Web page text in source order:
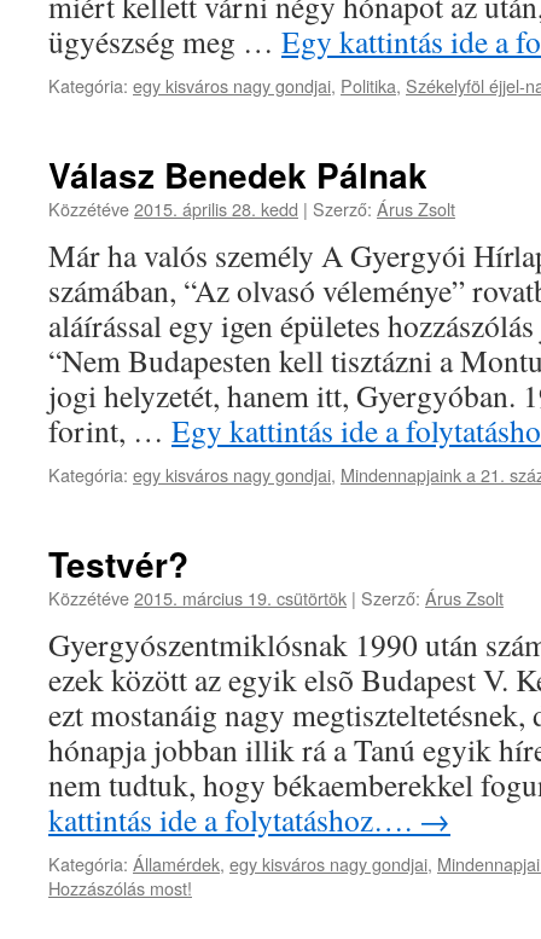
ügyészség meg … Egy kattintás ide a
Kategória: egy kisváros nagy gondjai, Politika, Székelyföl éjjel-
Válasz Benedek Pálnak
Közzétéve2015. április 28. kedd | Szerző: Árus Zsolt
Már ha valós személy A Gyergyói
számában, “Az olvasó véleménye”
aláírással egy igen épületes
“Nem Budapesten kell tisztázni a
jogi helyzetét, hanem itt, Gyergyóban.
forint, … Egy kattintás ide a
Kategória: egy kisváros nagy gondjai, Mindennapjaink a 21.
Testvér?
Közzétéve2015. március 19. csütörtök | Szerző: Árus Zsolt
Gyergyószentmiklósnak 1990 után
ezek között az egyik elsõ Budapest V.
ezt mostanáig nagy megtiszteltetésnek,
hónapja jobban illik rá a Tanú egyik
nem tudtuk, hogy békaemberekkel
kattintás ide a folytatáshoz…. →
Kategória: Államérdek, egy kisváros nagy gondjai,
Hozzászólás most!